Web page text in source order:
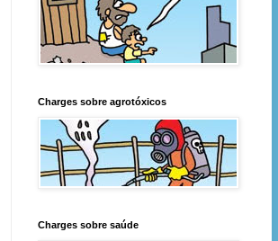
Charges sobre agrotóxicos
Charges sobre saúde